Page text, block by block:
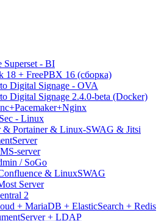
Superset - BI
18 + FreePBX 16 (сборка)
Digital Signage - OVA
Digital Signage 2.4.0-beta (Docker)
- Linux
& Portainer & Linux-SWAG & Jitsi
server
/ SoGo
& LinuxSWAG
Server
2
+ MariaDB + ElasticSearch + Redis
+ LDAP